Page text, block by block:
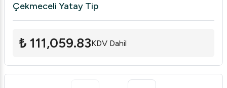
Çekmeceli Yatay Tip
₺ 111,059.83KDV Dahil